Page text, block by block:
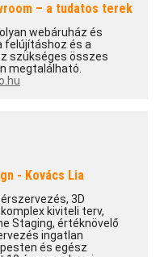
– a tudatos terek
webáruház és
felújításhoz és a
szükséges összes
megtalálható.
- Kovács Lia
3D
kiviteli terv,
Staging, értéknövelő
ingatlan
és egész